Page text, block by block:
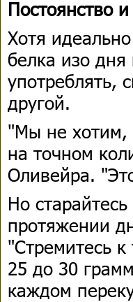
Постоянство
Хотя
белка изо
употреблять,
другой.
"Мы не хотим,
на точном
Оливейра.
Но
протяжении
"Стремитесь
25 до 30
каждом